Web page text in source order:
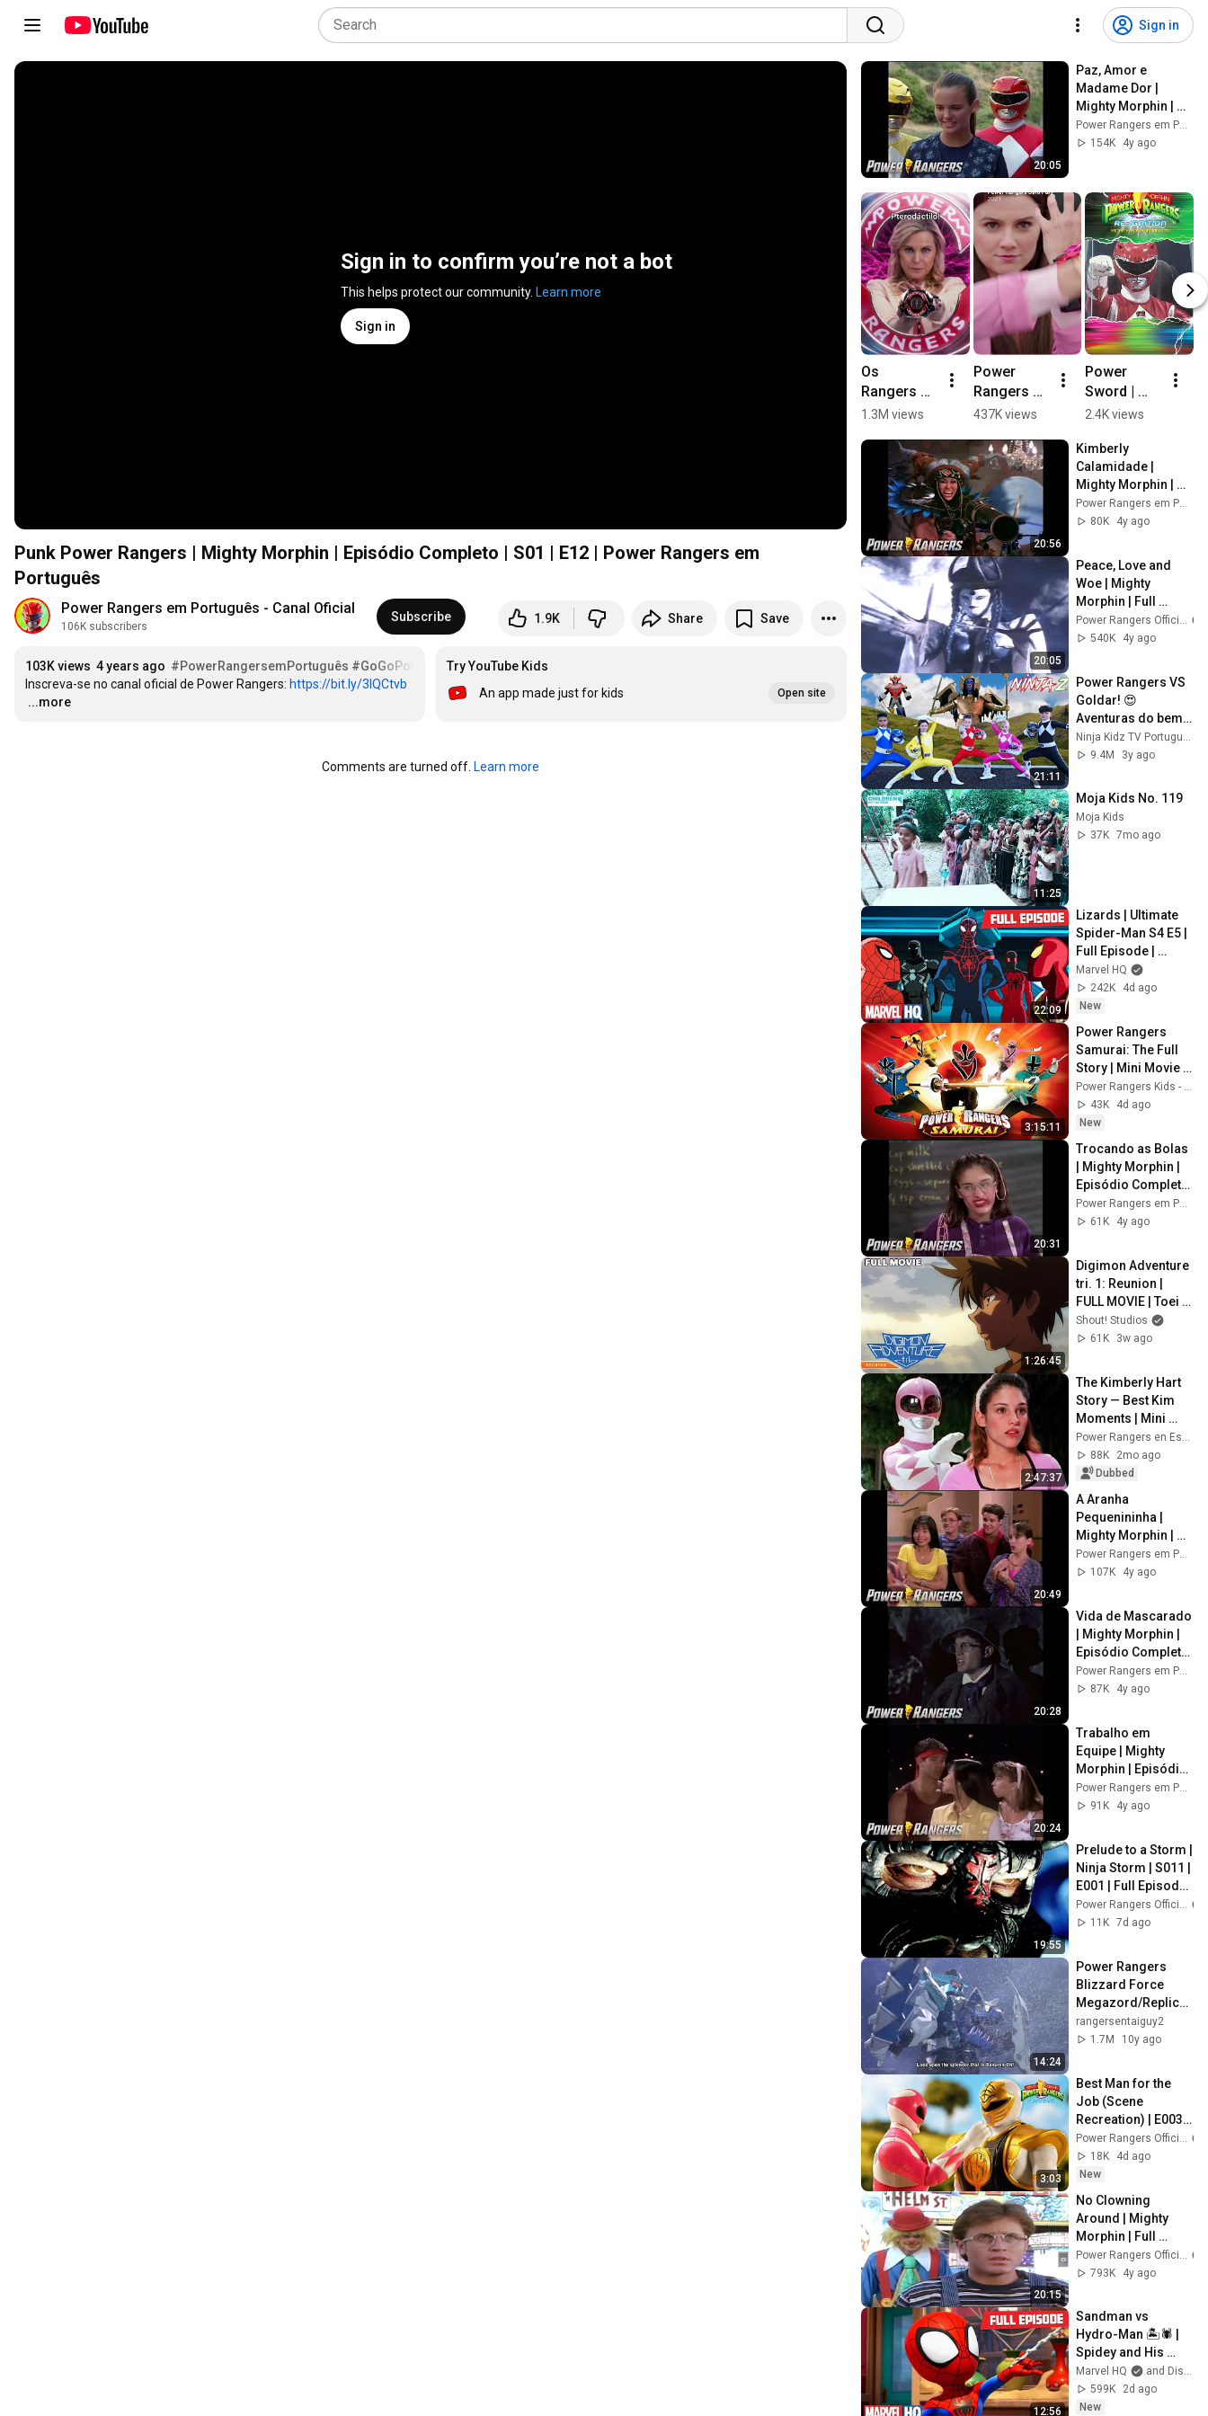
Sign in
Sign in to confirm you’re not a bot
This helps protect our community. Learn more
Sign in
Punk Power Rangers | Mighty Morphin | Episódio Completo | S01 | E12 | Power Rangers em
Português
Power Rangers em Português - Canal Oficial
106K subscribers
Subscribe 1.9K Share Save
103K views 4 years ago #PowerRangersemPortuguês #GoGoPowerRangers#PowerRangers
Inscreva-se no canal oficial de Power Rangers: https://bit.ly/3IQCtvb
…
...more
Try YouTube Kids
An app made just for kids
Open site
Comments are turned off. Learn more
20:05
Paz, Amor e
Madame Dor |
Mighty Morphin |
Episódio Completo
| S01 | E13 | Power
Power Rangers em Português - Canal Oficial
154K
4y ago
Os
Rangers
MORFAND
Power
Rangers:
Agora e
Sempre 💙
❤️💚🖤 |
Netflix
Brasil
#powerran
gers
1.3M views
Power
Rangers
dizendo
MORFAR!
💥 | Netflix
Brasil
#powerran
gers
437K views
Power
Sword |
Mighty
Minute |
Re-Ignition
| Power
Rangers
for Kids
2.4K views
20:56
Kimberly
Calamidade |
Mighty Morphin |
Episódio Completo
| S01 | E31 | Power
80K
4y ago
20:05
Peace, Love and
Woe | Mighty
Morphin | Full
Episode | S01 | E13 |
Power Rangers
540K
4y ago
21:11
Power Rangers VS
Goldar! 😍
Aventuras do bem
contra o mal! |
Ninja Kidz em
9.4M
3y ago
11:25
Moja Kids No. 119
Moja Kids
37K 7mo ago
22:09
Lizards | Ultimate
Spider-Man S4 E5 |
Full Episode |
@MarvelHQ
Marvel HQ
242K
4d ago
New
3:15:11
Power Rangers
Samurai: The Full
Story | Mini Movie |
Power Month |
Superheroes For
Kids
Power Rangers Kids - Official Channel
43K
4d ago
New
20:31
Trocando as Bolas
| Mighty Morphin |
Episódio Completo
| S01 | E16 | Power
Rangers em
Power Rangers em Português - Canal Oficial
61K
4y ago
1:26:45
Digimon Adventure
tri. 1: Reunion |
FULL MOVIE | Toei
Anime Action
Adventure
Shout! Studios
61K
3w ago
2:47:37
The Kimberly Hart
Story — Best Kim
Moments | Mini
Movie | Power
Rangers Official
Power Rangers en Español - Canal Oficial
88K
2mo ago
Dubbed
20:49
A Aranha
Pequenininha |
Mighty Morphin |
Episódio Completo
| S01 | E23 | Power
Power Rangers em Português - Canal Oficial
107K
4y ago
20:28
Vida de Mascarado
| Mighty Morphin |
Episódio Completo
| S01 | E25 | Power
Rangers em
Power Rangers em Português - Canal Oficial
87K
4y ago
20:24
Trabalho em
Equipe | Mighty
Morphin | Episódio
Completo | S01 |
E26 | Power
Power Rangers em Português - Canal Oficial
91K
4y ago
19:55
Prelude to a Storm |
Ninja Storm | S011 |
E001 | Full Episode |
Power Rangers
Videos
11K 7d ago
14:24
Power Rangers
Blizzard Force
Megazord/Replica
ntzord  First
Apppearance (PR
rangersentaiguy2
1.7M
10y ago
3:03
Best Man for the
Job (Scene
Recreation) | E003 |
Power Rangers Re-
Ignition Toy Force |
Stop Motion
18K
4d ago
New
20:15
No Clowning
Around | Mighty
Morphin | Full
Episode | S01 | E11 |
Power Rangers
793K
4y ago
12:56
Sandman vs
Hydro-Man 🏝️🕷️ |
Spidey and His
Amazing Friends |
Full Episode |
‪@MarvelHQ
Marvel HQ
and Disney Jr.
599K
2d ago
New